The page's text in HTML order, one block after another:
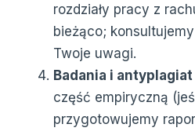
rozdziały pracy z
bieżąco;
Twoje uwagi.
Badania i antyplagiat
część empiryczną
przygotowujemy